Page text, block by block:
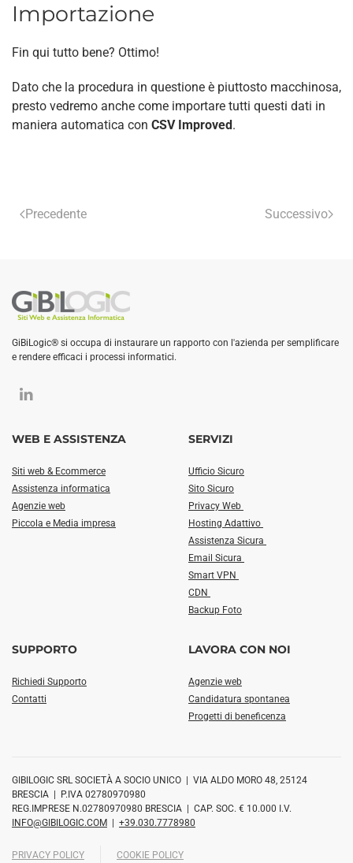
Importazione
Fin qui tutto bene? Ottimo!
Dato che la procedura in questione è piuttosto macchinosa,
presto vedremo anche come importare tutti questi dati in
maniera automatica con CSV Improved .
Precedente Successivo
GiBiLogic® si occupa di instaurare un rapporto con l'azienda per semplificare
e rendere efficaci i processi informatici.
WEB E ASSISTENZA
Siti web & Ecommerce
Assistenza informatica
Agenzie web
Piccola e Media impresa
SERVIZI
Ufficio Sicuro
Sito Sicuro
Privacy Web
Hosting Adattivo
Assistenza Sicura
Email Sicura
Smart VPN
CDN
Backup Foto
SUPPORTO
Richiedi Supporto
Contatti
LAVORA CON NOI
Agenzie web
Candidatura spontanea
Progetti di beneficenza
GIBILOGIC SRL SOCIETÀ A SOCIO UNICO | VIA ALDO MORO 48, 25124
BRESCIA | P.IVA 02780970980
REG.IMPRESE N.02780970980 BRESCIA | CAP. SOC. € 10.000 I.V.
INFO@GIBILOGIC.COM
+39.030.7778980
PRIVACY POLICY COOKIE POLICY